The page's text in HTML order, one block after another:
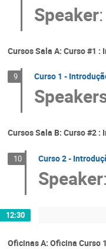
Speaker:
Cursos Sala A: Curso #1
9 Curso 1 -
Cursos Sala B: Curso #2
10 Curso 2 -
Speaker:
12:30
Oficinas A: Oficina Curso 1